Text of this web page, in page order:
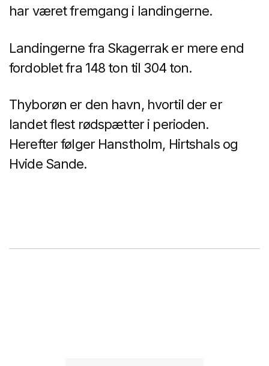
har været fremgang i landingerne.
Landingerne fra Skagerrak er mere end
fordoblet fra 148 ton til 304 ton.
Thyborøn er den havn, hvortil der er
landet flest rødspætter i perioden.
Herefter følger Hanstholm, Hirtshals og
Hvide Sande.